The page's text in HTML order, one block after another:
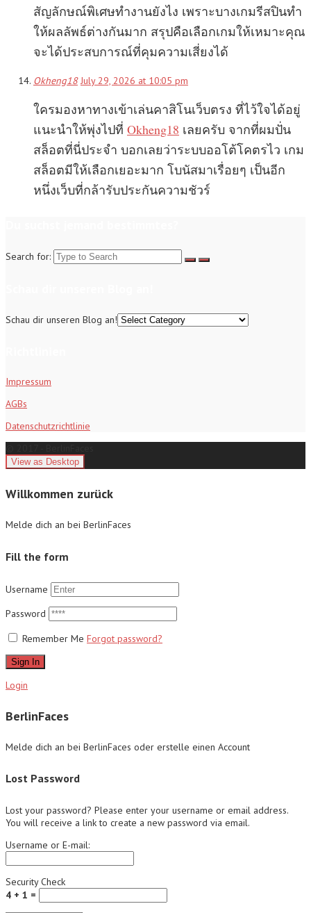
สัญลักษณ์พิเศษทำงานยังไง เพราะบางเกมรีสปินทำ
ให้ผลลัพธ์ต่างกันมาก สรุปคือเลือกเกมให้เหมาะคุณ
จะได้ประสบการณ์ที่คุมความเสี่ยงได้
Okheng18 July 29, 2026 at 10:05 pm
ใครมองหาทางเข้าเล่นคาสิโนเว็บตรง ที่ไว้ใจได้อยู่
แนะนำให้พุ่งไปที่ Okheng18 เลยครับ จากที่ผมปั่น
สล็อตที่นี่ประจำ บอกเลยว่าระบบออโต้โคตรไว เกม
สล็อตมีให้เลือกเยอะมาก โบนัสมาเรื่อยๆ เป็นอีก
หนึ่งเว็บที่กล้ารับประกันความชัวร์
Search for:
Schau dir unseren Blog an!
Impressum
AGBs
Datenschutzrichtlinie
Willkommen zurück
Melde dich an bei BerlinFaces
Fill the form
Username
Password
Remember Me Forgot password?
Sign In
Login
BerlinFaces
Melde dich an bei BerlinFaces oder erstelle einen Account
Lost Password
Lost your password? Please enter your username or email address.
You will receive a link to create a new password via email.
Username or E-mail:
Security Check
4 + 1 =